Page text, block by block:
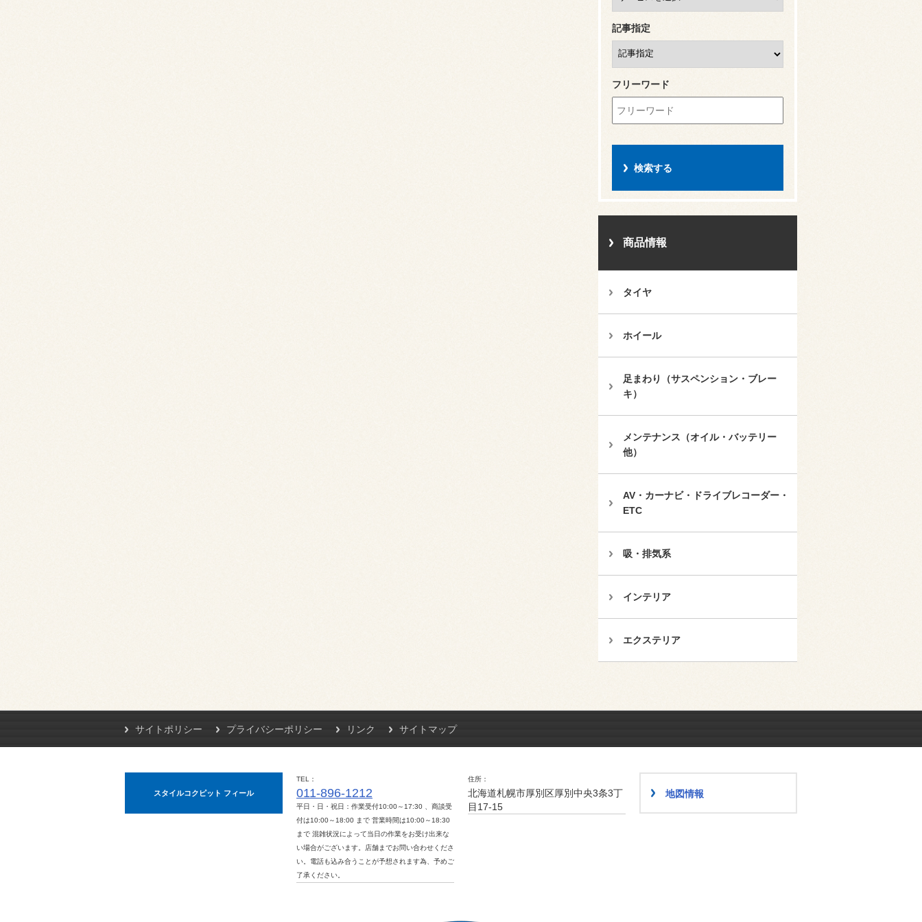
記事指定
フリーワード
商品情報
タイヤ
ホイール
足まわり（サスペンション・ブレー
キ）
メンテナンス（オイル・バッテリー
他）
AV・カーナビ・ドライブレコーダー・
ETC
吸・排気系
インテリア
エクステリア
サイトポリシー プライバシーポリシー リンク サイトマップ
スタイルコクピット フィール
TEL
011-896-1212
平日・日・祝日：作業受付10:00～17:30 、商談受
付は10:00～18:00 まで 営業時間は10:00～18:30
まで 混雑状況によって当日の作業をお受け出来な
い場合がございます。店舗までお問い合わせくださ
い。電話も込み合うことが予想されます為、予めご
了承ください。
住所
北海道札幌市厚別区厚別中央3条3丁
目17-15
地図情報